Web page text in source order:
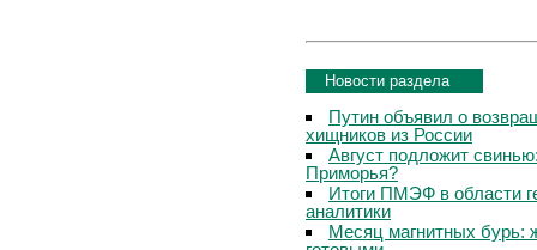
Новости раздела
Путин объявил о
хищников из России
Август подложит
Приморья?
Итоги ПМЭФ в области
аналитики
Месяц магнитных бурь: